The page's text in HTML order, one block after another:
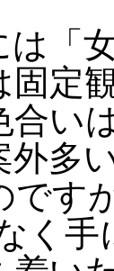
「
固定
合い
外多
です
く